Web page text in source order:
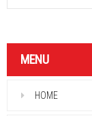
MENU
HOME